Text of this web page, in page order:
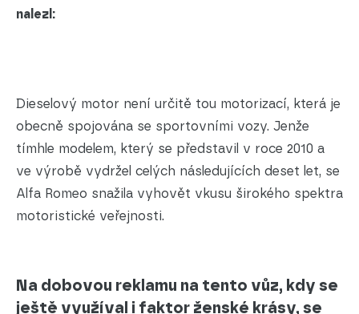
nalezl:
Dieselový motor není určitě tou motorizací, která je
obecně spojována se sportovními vozy. Jenže
tímhle modelem, který se představil v roce 2010 a
ve výrobě vydržel celých následujících deset let, se
Alfa Romeo snažila vyhovět vkusu širokého spektra
motoristické veřejnosti.
Na dobovou reklamu na tento vůz, kdy se
ještě využíval i faktor ženské krásy, se